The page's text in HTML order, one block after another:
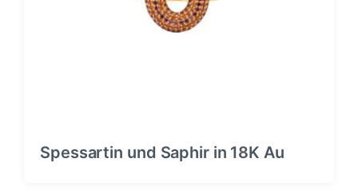
Spessartin und Saphir in 18K Au